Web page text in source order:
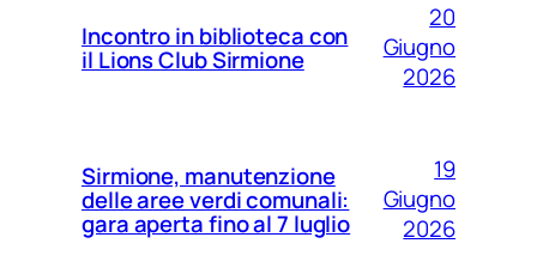
Incontro in biblioteca con
il Lions Club Sirmione
20
Giugno
2026
Sirmione, manutenzione
delle aree verdi comunali:
gara aperta fino al 7 luglio
19
Giugno
2026